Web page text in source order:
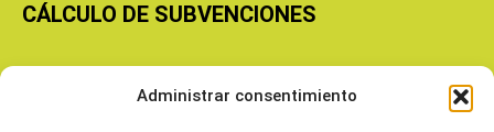
Administrar consentimiento
CÁLCULO DE SUBVENCIONES